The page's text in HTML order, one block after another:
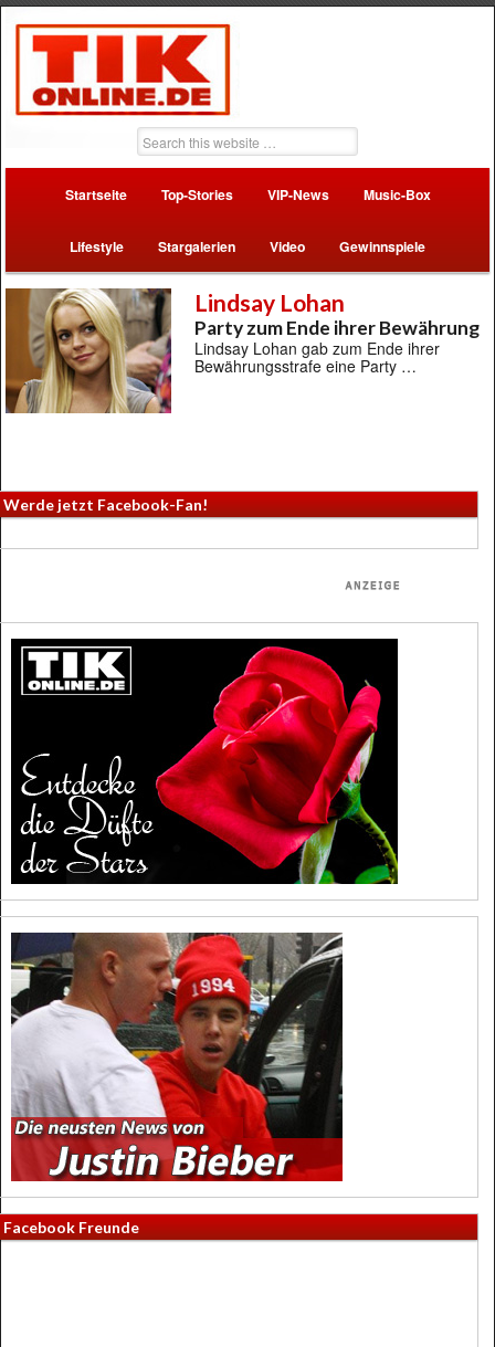
Startseite Top-Stories VIP-News Music-Box
Lifestyle Stargalerien Video Gewinnspiele
Lindsay Lohan
Party zum Ende ihrer Bewährung
Lindsay Lohan gab zum Ende ihrer
Bewährungsstrafe eine Party …
Werde jetzt Facebook-Fan!
Facebook Freunde